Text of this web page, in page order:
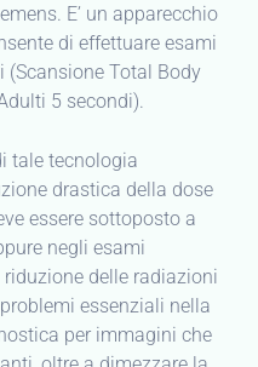
E’ un apparecchio
di effettuare esami
Total Body
5 secondi).
tale tecnologia
drastica della dose
essere sottoposto a
negli esami
delle radiazioni
essenziali nella
per immagini che